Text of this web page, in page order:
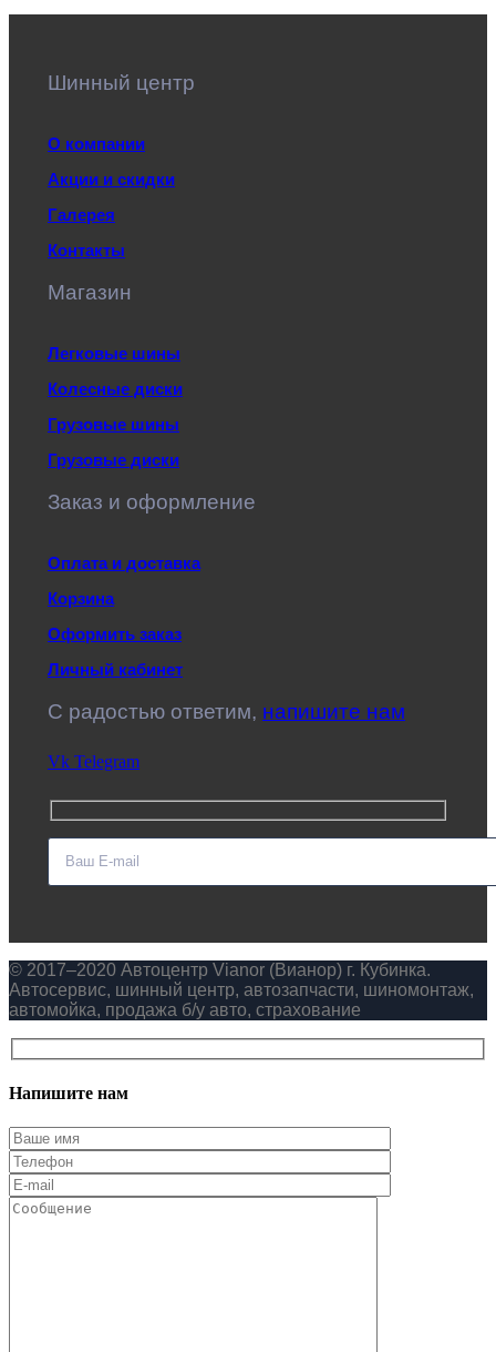
Шинный центр
О компании
Акции и скидки
Галерея
Контакты
Магазин
Легковые шины
Колесные диски
Грузовые шины
Грузовые диски
Заказ и оформление
Оплата и доставка
Корзина
Оформить заказ
Личный кабинет
C радостью ответим, напишите нам
Vk Telegram
© 2017–2020 Автоцентр Vianor (Вианор) г. Кубинка.
Автосервис, шинный центр, автозапчасти, шиномонтаж,
автомойка, продажа б/у авто, страхование
Напишите нам